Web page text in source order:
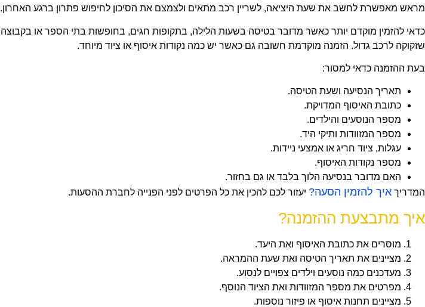
מראש מאפשרת לחשב את שעת היציאה, לשריין רכב מתאים ולצמצם את הסיכון לחיפוש פתרון ברגע האחרון.
כדאי להזמין מוקדם יותר כאשר מדובר בטיסה בשעות הלילה, בתקופות חגים, בחופשות בתי הספר או בקבוצה
שזקוקה לרכב גדול. הזמנה מוקדמת חשובה גם כאשר יש כמה נקודות איסוף או ציוד מיוחד.
בעת ההזמנה כדאי למסור:
תאריך הנסיעה ושעת הטיסה.
כתובת האיסוף המדויקת.
מספר הנוסעים והילדים.
מספר המזוודות ותיקי היד.
עגלות, ציוד חריג או אמצעי ניידות.
מספר נקודות האיסוף.
האם מדובר בנסיעה הלוך בלבד או גם בחזור.
המדריך איך להזמין הסעה? יעזור לכם להכין את כל הפרטים לפני הפנייה לחברת ההסעות.
איך מתבצעת ההזמנה?
מוסרים את כתובת האיסוף ואת היעד.
מציינים את תאריך הטיסה ואת שעת ההמראה.
מעדכנים כמה נוסעים וילדים צפויים לנסוע.
מפרטים את מספר המזוודות ואת הציוד הנוסף.
מציינים תחנות איסוף או פיזור נוספות.